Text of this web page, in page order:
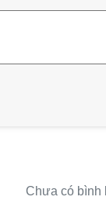
Chưa có bình